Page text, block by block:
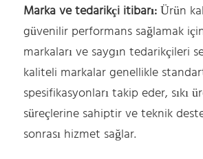
Marka ve tedarikçi itibarı:Ürün
güvenilir performans sağlamak
markaları ve saygın tedarikçileri
kaliteli markalar genellikle
spesifikasyonları takip eder, sıkı
süreçlerine sahiptir ve teknik
sonrası hizmet sağlar.